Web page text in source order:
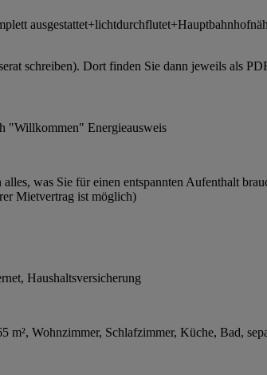
schreiben). Dort finden Sie dann jeweils als
"Willkommen" Energieausweis
was Sie für einen entspannten Aufenthalt
Mietvertrag ist möglich)
Haushaltsversicherung
m², Wohnzimmer, Schlafzimmer, Küche, Bad,